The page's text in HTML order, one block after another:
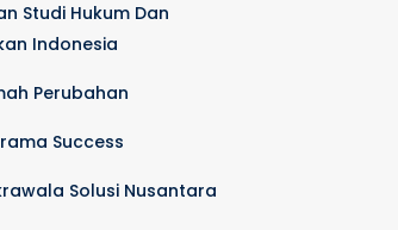
Studi Hukum Dan
Indonesia
Perubahan
Success
Solusi Nusantara